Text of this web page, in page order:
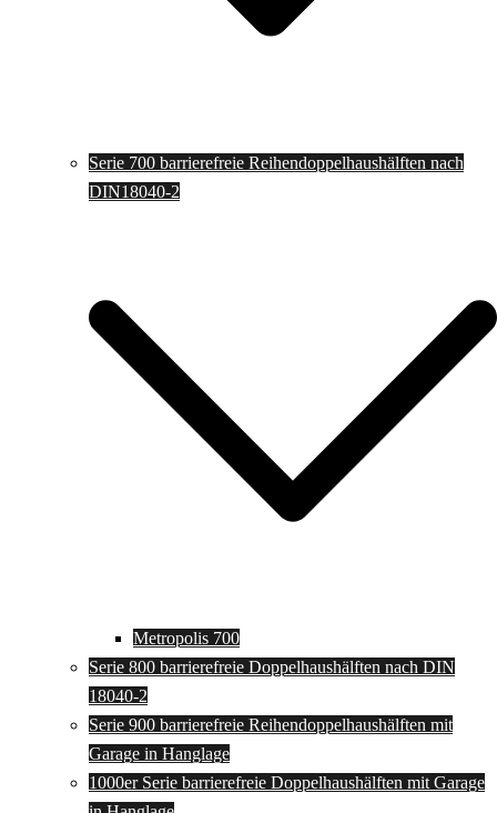
Serie 700 barrierefreie Reihendoppelhaushälften nach
DIN18040-2
Metropolis 700
Serie 800 barrierefreie Doppelhaushälften nach DIN
18040-2
Serie 900 barrierefreie Reihendoppelhaushälften mit
Garage in Hanglage
1000er Serie barrierefreie Doppelhaushälften mit Garage